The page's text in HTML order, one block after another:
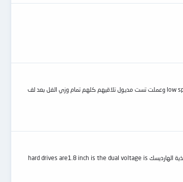
المشكله هى ان الهارد بيقرء معاك على السلفجن عادى خالص على الهاى سبيد ولو جيت تعمل تست مديول تلاقى كل المديولات تالفه طيب ازاى وهو بيقرء عادى خالص ولو دخلت على الlow speed وعملت تست مديول تلاقيهم كلهم تمام وزي الفل بعد لف
بسم الله الرحمن الرحيم اليوم سنتناول الجزء الثاني من سلسلة إحتراف صيانة اللاب توب توزيع الفولت على المكونات المختلفه تغذية البرسسور CPU P4-voltage 1.5-2.8V ................................. تغذية الهارديسك hard drives are1.8 inch is the dual voltage is